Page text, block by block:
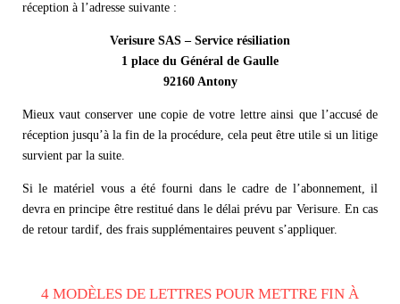
réception à l’adresse suivante :
Verisure SAS – Service résiliation
1 place du Général de Gaulle
92160 Antony
Mieux vaut conserver une copie de votre lettre ainsi que l’accusé de
réception jusqu’à la fin de la procédure, cela peut être utile si un litige
survient par la suite.
Si le matériel vous a été fourni dans le cadre de l’abonnement, il
devra en principe être restitué dans le délai prévu par Verisure. En cas
de retour tardif, des frais supplémentaires peuvent s’appliquer.
4 MODÈLES DE LETTRES POUR METTRE FIN À